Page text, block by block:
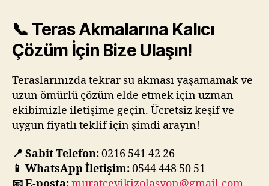
📞 Teras Akmalarına Kalıcı
Çözüm İçin Bize Ulaşın!
Teraslarınızda tekrar su akması yaşamamak ve
uzun ömürlü çözüm elde etmek için uzman
ekibimizle iletişime geçin. Ücretsiz keşif ve
uygun fiyatlı teklif için şimdi arayın!
📍 Sabit Telefon:0216 541 42 26
📱 WhatsApp İletişim:0544 448 50 51